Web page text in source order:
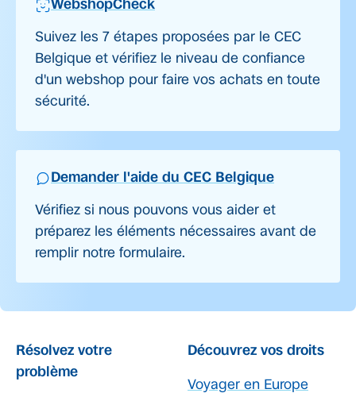
WebshopCheck
Suivez les 7 étapes proposées par le CEC
Belgique et vérifiez le niveau de confiance
d'un webshop pour faire vos achats en toute
sécurité.
Demander l'aide du CEC Belgique
Vérifiez si nous pouvons vous aider et
préparez les éléments nécessaires avant de
remplir notre formulaire.
Résolvez votre
problème
Découvrez vos droits
Voyager en Europe